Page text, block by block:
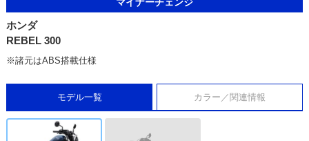
マイナーチェンジ
ホンダ
REBEL 300
※諸元はABS搭載仕様
モデル一覧 カラー／関連情報